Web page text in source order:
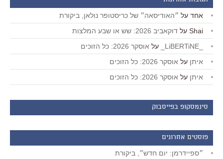
אחד על ״האודיסאה״ של כריסטופר נולאן, ביקורת
Shai על דוקאביב 2026: שש או שבע המלצות
על אוסקר 2026: כל הזוכים
איתן על אוסקר 2026: כל הזוכים
איתן על אוסקר 2026: כל הזוכים
סינמסקופ בפייסבוק
פוסטים אחרונים
״ספיידרמן: יום חדש״, ביקורת